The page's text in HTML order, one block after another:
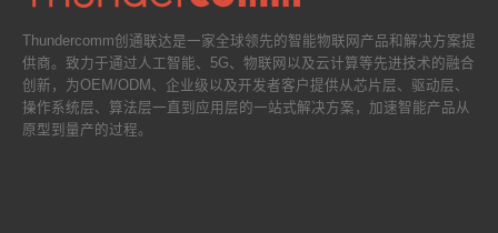
Thundercomm创通联达是一家全球领先的智能物联网产品和解决方案提
供商。致力于通过人工智能、5G、物联网以及云计算等先进技术的融合
创新，为OEM/ODM、企业级以及开发者客户提供从芯片层、驱动层、
操作系统层、算法层一直到应用层的一站式解决方案，加速智能产品从
原型到量产的过程。